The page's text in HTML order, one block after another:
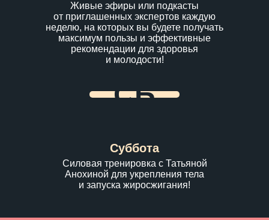
Суббота
Силовая тренировка с Татьяной
Анохиной для укрепления тела
и запуска жиросжигания!
Живые эфиры или подкасты
от приглашенных экспертов каждую
неделю, на которых вы будете получать
максимум пользы и эффективные
рекомендации для здоровья
и молодости!
СБ